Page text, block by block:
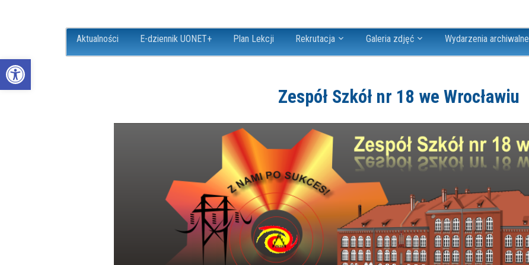
Open toolbar
Aktualności E-dziennik UONET+ Plan Lekcji Rekrutacja Galeria zdjęć Wydarzenia archiwalne
Zespół Szkół nr 18 we Wrocławiu